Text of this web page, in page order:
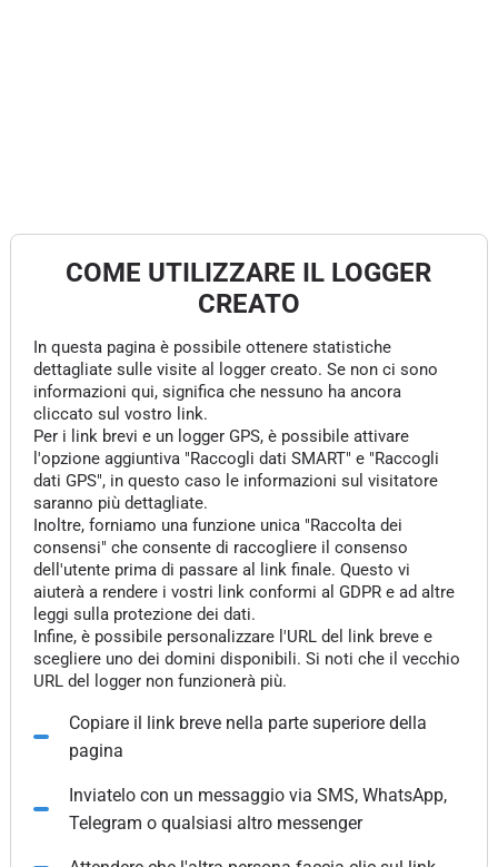
COME UTILIZZARE IL LOGGER
CREATO
In questa pagina è possibile ottenere statistiche
dettagliate sulle visite al logger creato. Se non ci sono
informazioni qui, significa che nessuno ha ancora
cliccato sul vostro link.
Per i link brevi e un logger GPS, è possibile attivare
l'opzione aggiuntiva "Raccogli dati SMART" e "Raccogli
dati GPS", in questo caso le informazioni sul visitatore
saranno più dettagliate.
Inoltre, forniamo una funzione unica "Raccolta dei
consensi" che consente di raccogliere il consenso
dell'utente prima di passare al link finale. Questo vi
aiuterà a rendere i vostri link conformi al GDPR e ad altre
leggi sulla protezione dei dati.
Infine, è possibile personalizzare l'URL del link breve e
scegliere uno dei domini disponibili. Si noti che il vecchio
URL del logger non funzionerà più.
Copiare il link breve nella parte superiore della
pagina
Inviatelo con un messaggio via SMS, WhatsApp,
Telegram o qualsiasi altro messenger